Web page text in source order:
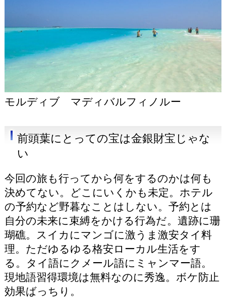
モルディブ マディバルフィノルー
前頭葉にとっての宝は金銀財宝じゃな
い
今回の旅も行ってから何をするのかは何も
決めてない。どこにいくかも未定。ホテル
の予約など野暮なことはしない。予約とは
自分の未来に束縛をかける行為だ。遺跡に珊
瑚礁。スイカにマンゴに激うま激安タイ料
理。ただゆるゆる格安ローカル生活をす
る。タイ語にクメール語にミャンマー語。
現地語習得環境は無料なのに秀逸。ボケ防止
効果ばっちり。